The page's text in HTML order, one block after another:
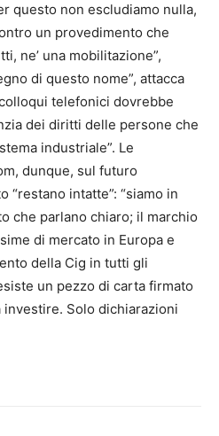
questo non escludiamo nulla,
un provedimento che
ne’ una mobilitazione”,
di questo nome”, attacca
telefonici dovrebbe
dei diritti delle persone che
industriale”. Le
dunque, sul futuro
“restano intatte”: “siamo in
che parlano chiaro; il marchio
di mercato in Europa e
della Cig in tutti gli
un pezzo di carta firmato
investire. Solo dichiarazioni